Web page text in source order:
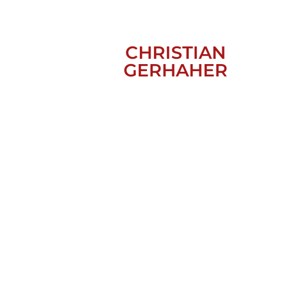
CHRISTIAN
GERHAHER